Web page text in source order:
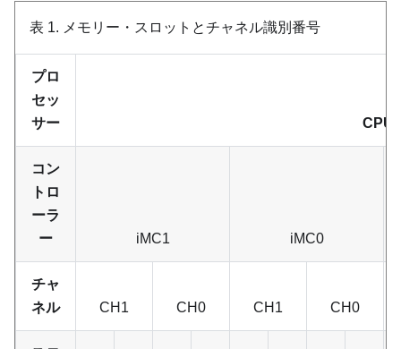
表 1. メモリー・スロットとチャネル識別番号
プロ
セッ
サー
CPU
コン
トロ
ーラ
ー
iMC1 iMC0
チャ
ネル
CH1 CH0 CH1 CH0